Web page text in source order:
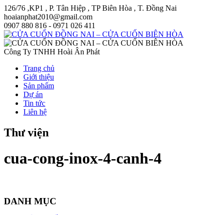
126/76 ,KP1 , P. Tân Hiệp , TP Biên Hòa , T. Đồng Nai
hoaianphat2010@gmail.com
0907 880 816 - 0971 026 411
Công Ty TNHH Hoài Ân Phát
Trang chủ
Giới thiệu
Sản phẩm
Dự án
Tin tức
Liên hệ
Thư viện
cua-cong-inox-4-canh-4
DANH MỤC